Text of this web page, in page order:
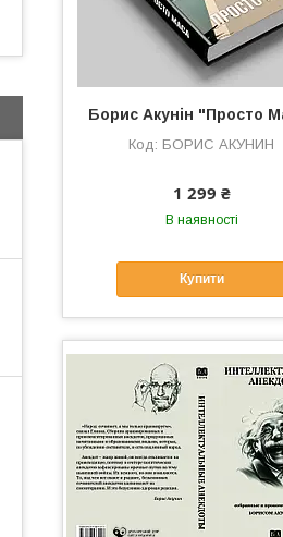
Борис Акунін "Просто
БОРИС АКУНИН
1 299 ₴
В наявності
Купити